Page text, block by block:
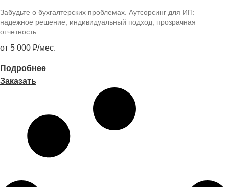
Забудьте о бухгалтерских проблемах. Аутсорсинг для ИП:
надежное решение, индивидуальный подход, прозрачная
отчетность.
от 5 000 ₽/мес.
Подробнее
Заказать